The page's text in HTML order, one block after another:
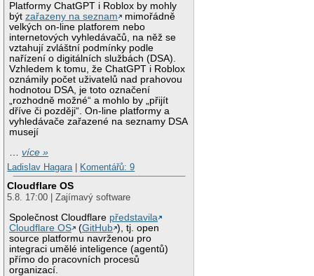
Platformy ChatGPT i Roblox by mohly
býtzařazeny na seznam
mimořádně
velkých on-line platforem nebo
internetových vyhledávačů, na něž se
vztahují zvláštní podmínky podle
nařízení o digitálních službách (DSA).
Vzhledem k tomu, že ChatGPT i Roblox
oznámily počet uživatelů nad prahovou
hodnotou DSA, je toto označení
„rozhodně možné“ a mohlo by „přijít
dříve či později“. On-line platformy a
vyhledávače zařazené na seznamy DSA
musejí
…více »
Ladislav Hagara| Komentářů: 9
Cloudflare OS
5.8. 17:00 | Zajímavý software
Společnost Cloudflare představila
Cloudflare OS
(GitHub ), tj. open
source platformu navrženou pro
integraci umělé inteligence (agentů)
přímo do pracovních procesů
organizací.